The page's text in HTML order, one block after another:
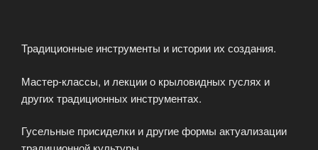
Традиционные инструменты и истории их создания.
Мастер-классы, и лекции о крыловидных гуслях и
других традиционных инструментах.
Гусельные присиделки и другие формы актуализации